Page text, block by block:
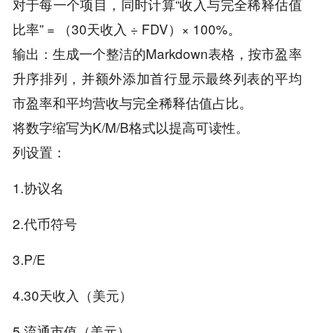
对于每一个项目，同时计算“收入与完全稀释估值
比率” = （30天收入 ÷ FDV）× 100%。
输出：生成一个整洁的Markdown表格，按市盈率
升序排列，并额外添加首行显示最终列表的平均
市盈率和平均营收与完全稀释估值占比。
将数字缩写为K/M/B格式以提高可读性。
列设置：
1.协议名
2.代币符号
3.P/E
4.30天收入（美元）